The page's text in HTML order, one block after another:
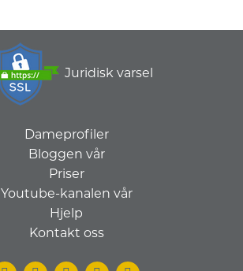
Juridisk varsel
Dameprofiler
Bloggen vår
Priser
Youtube-kanalen vår
Hjelp
Kontakt oss